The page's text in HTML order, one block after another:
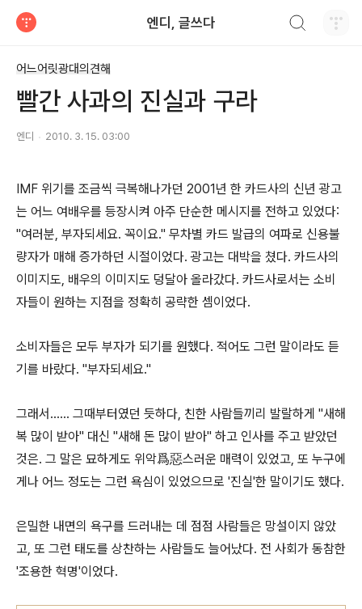
엔디, 글쓰다
어느어릿광대의견해
빨간 사과의 진실과 구라
엔디 2010. 3. 15. 03:00
IMF 위기를 조금씩 극복해나가던 2001년 한 카드사의 신년 광고
는 어느 여배우를 등장시켜 아주 단순한 메시지를 전하고 있었다:
"여러분, 부자되세요. 꼭이요." 무차별 카드 발급의 여파로 신용불
량자가 매해 증가하던 시절이었다. 광고는 대박을 쳤다. 카드사의
이미지도, 배우의 이미지도 덩달아 올라갔다. 카드사로서는 소비
자들이 원하는 지점을 정확히 공략한 셈이었다.
소비자들은 모두 부자가 되기를 원했다. 적어도 그런 말이라도 듣
기를 바랐다. "부자되세요."
그래서…… 그때부터였던 듯하다, 친한 사람들끼리 발랄하게 "새해
복 많이 받아" 대신 "새해 돈 많이 받아" 하고 인사를 주고 받았던
것은. 그 말은 묘하게도 위악爲惡스러운 매력이 있었고, 또 누구에
게나 어느 정도는 그런 욕심이 있었으므로 '진실'한 말이기도 했다.
은밀한 내면의 욕구를 드러내는 데 점점 사람들은 망설이지 않았
고, 또 그런 태도를 상찬하는 사람들도 늘어났다. 전 사회가 동참한
'조용한 혁명'이었다.